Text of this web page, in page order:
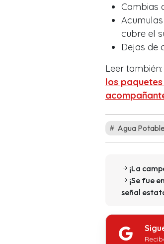
Cambias
Acumulas
cubre el
Dejas de
Leer también:
los
Agua Potable
¡La
¡Se fue
señal